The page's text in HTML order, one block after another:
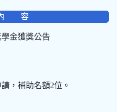
容
金獲獎公告
，補助名額2位。